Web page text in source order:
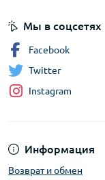
Информация
Возврат и обмен
Мы в соцсетях
Facebook
Twitter
Instagram